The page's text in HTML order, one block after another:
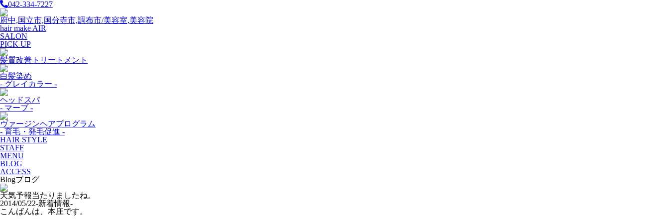
042-334-7227
府中,国立市,国分寺市,調布市/美容室,美容院
hair make AIR
SALON
PICK UP
髪質改善トリートメント
白髪染め
- グレイカラー -
ヘッドスパ
- マーブ -
ヴァージンヘアプログラム
- 育毛・発毛促進 -
HAIR STYLE
STAFF
MENU
BLOG
ACCESS
Blogブログ
天気予報当たりましたね。
2014/05/22-新着情報-
こんばんは、本庄です。